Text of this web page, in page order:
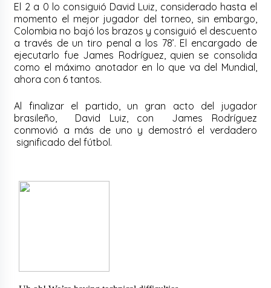
El 2 a 0 lo consiguió David Luiz, considerado hasta el
momento el mejor jugador del torneo, sin embargo,
Colombia no bajó los brazos y consiguió el descuento
a través de un tiro penal a los 78’. El encargado de
ejecutarlo fue James Rodríguez, quien se consolida
como el máximo anotador en lo que va del Mundial,
ahora con 6 tantos.
Al finalizar el partido, un gran acto del jugador
brasileño, David Luiz, con James Rodríguez
conmovió a más de uno y demostró el verdadero
significado del fútbol.